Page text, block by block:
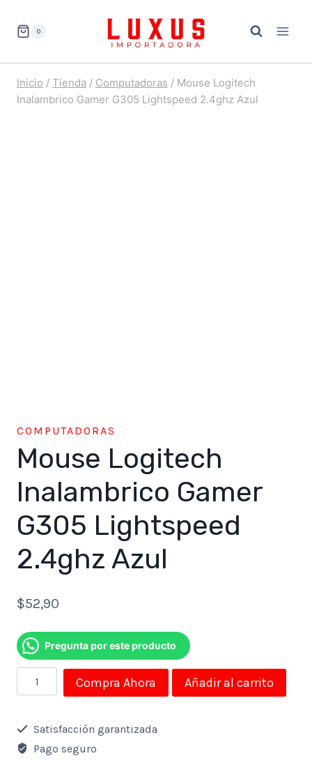
0
Inicio / Tienda / Computadoras / Mouse Logitech
Inalambrico Gamer G305 Lightspeed 2.4ghz Azul
COMPUTADORAS
Mouse Logitech
Inalambrico Gamer
G305 Lightspeed
2.4ghz Azul
$52,90
Pregunta por este producto
Mouse
Logitech
Inalambrico
Gamer
Compra Ahora Añadir al carrito
Satisfacción garantizada
Pago seguro